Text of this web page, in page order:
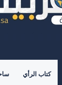
كتاب الرأي